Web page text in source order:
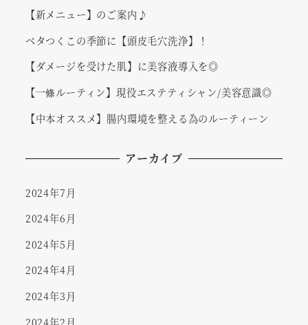
【新メニュー】のご案内♪
ベタつくこの季節に【頭皮毛穴洗浄】！
【ダメージを受けた肌】に美容液導入を◎
【一條ルーティン】現役エステティシャン/美容意識◎
【中本オススメ】腸内環境を整える為のルーティーン
アーカイブ
2024年7月
2024年6月
2024年5月
2024年4月
2024年3月
2024年2月